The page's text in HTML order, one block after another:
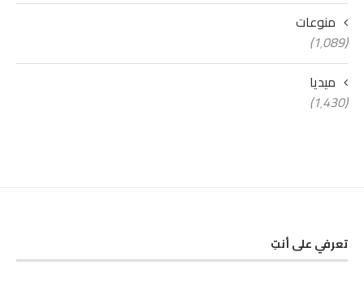
منوعات
(1٬089)
ميديا
(1٬430)
تعرفي على أنتِ